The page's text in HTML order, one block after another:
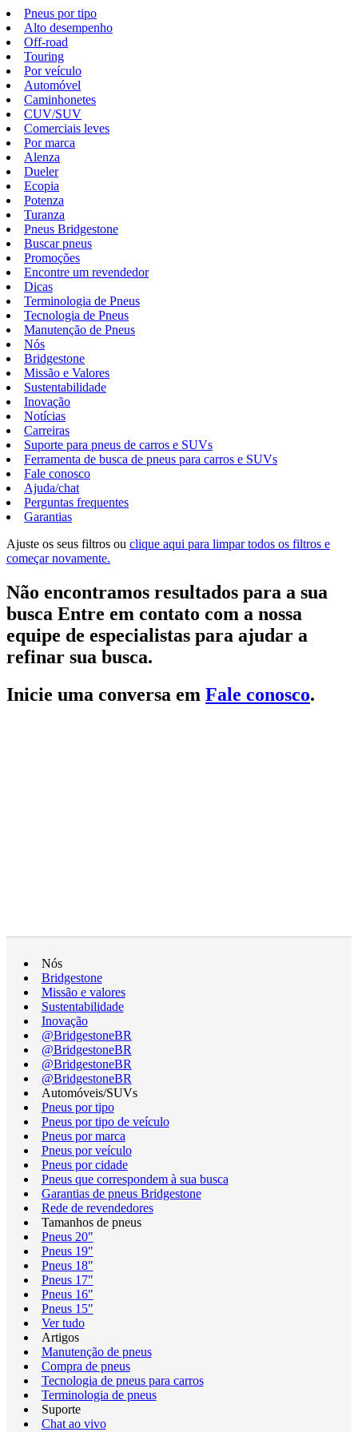
Pneus por tipo
Alto desempenho
Off-road
Touring
Por veículo
Automóvel
Caminhonetes
CUV/SUV
Comerciais leves
Por marca
Alenza
Dueler
Ecopia
Potenza
Turanza
Pneus Bridgestone
Buscar pneus
Promoções
Encontre um revendedor
Dicas
Terminologia de Pneus
Tecnologia de Pneus
Manutenção de Pneus
Nós
Bridgestone
Missão e Valores
Sustentabilidade
Inovação
Notícias
Carreiras
Suporte para pneus de carros e SUVs
Ferramenta de busca de pneus para carros e SUVs
Fale conosco
Ajuda/chat
Perguntas frequentes
Garantias
Ajuste os seus filtros ou clique aqui para limpar todos os filtros e
começar novamente.
Não encontramos resultados para a sua
busca Entre em contato com a nossa
equipe de especialistas para ajudar a
refinar sua busca.
Inicie uma conversa em Fale conosco.
Nós
Bridgestone
Missão e valores
Sustentabilidade
Inovação
@BridgestoneBR
@BridgestoneBR
@BridgestoneBR
@BridgestoneBR
Automóveis/SUVs
Pneus por tipo
Pneus por tipo de veículo
Pneus por marca
Pneus por veículo
Pneus por cidade
Pneus que correspondem à sua busca
Garantias de pneus Bridgestone
Rede de revendedores
Tamanhos de pneus
Pneus 20"
Pneus 19"
Pneus 18"
Pneus 17"
Pneus 16"
Pneus 15"
Ver tudo
Artigos
Manutenção de pneus
Compra de pneus
Tecnologia de pneus para carros
Terminologia de pneus
Suporte
Chat ao vivo